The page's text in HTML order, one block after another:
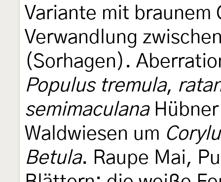
Variante mit braunem
Verwandlung
(Sorhagen).
Populus tremula,
semimaculanaHübner
Waldwiesen um
Betula. Raupe Mai,